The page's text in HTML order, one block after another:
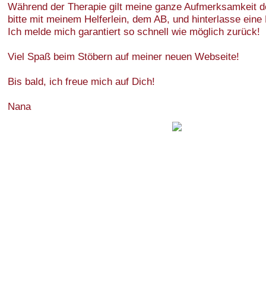
Während der Therapie gilt meine ganze Aufmerksamkeit
bitte mit meinem Helferlein, dem AB, und hinterlasse eine
Ich melde mich garantiert so schnell wie möglich zurück!
Viel Spaß beim Stöbern auf meiner neuen Webseite!
Bis bald, ich freue mich auf Dich!
Nana